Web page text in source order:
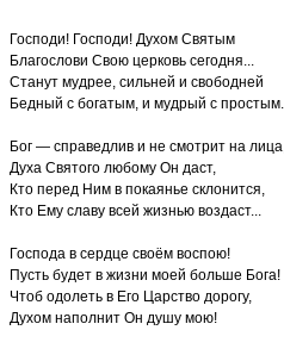
Господи! Господи! Духом Святым
Благослови Свою церковь сегодня...
Станут мудрее, сильней и свободней
Бедный с богатым, и мудрый с простым...
Бог — справедлив и не смотрит на лица,
Духа Святого любому Он даст,
Кто перед Ним в покаянье склонится,
Кто Ему славу всей жизнью воздаст...
Господа в сердце своём воспою!
Пусть будет в жизни моей больше Бога!
Чтоб одолеть в Его Царство дорогу,
Духом наполнит Он душу мою!